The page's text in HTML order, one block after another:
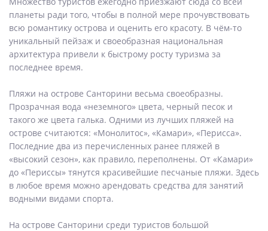
планеты ради того, чтобы в полной мере прочувствовать
всю романтику острова и оценить его красоту. В чём-то
уникальный пейзаж и своеобразная национальная
архитектура привели к быстрому росту туризма за
последнее время.
Пляжи на острове Санторини весьма своеобразны.
Прозрачная вода «неземного» цвета, черный песок и
такого же цвета галька. Одними из лучших пляжей на
острове считаются: «Монолитос», «Камари», «Перисса».
Последние два из перечисленных ранее пляжей в
«высокий сезон», как правило, переполнены. От «Камари»
до «Периссы» тянутся красивейшие песчаные пляжи. Здесь
в любое время можно арендовать средства для занятий
водными видами спорта.
На острове Санторини среди туристов большой